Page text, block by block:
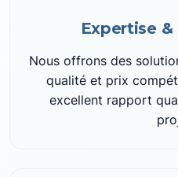
Expertise
Nous offrons des
qualité et prix
excellent rapport